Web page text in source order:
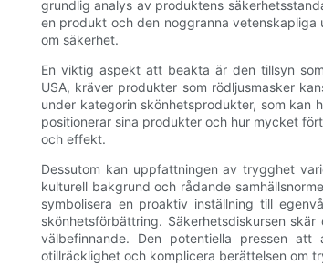
grundlig analys av produktens
en produkt och den noggranna
om säkerhet.
En viktig aspekt att beakta är den tillsyn
USA, kräver produkter som rödljusmasker
under kategorin skönhetsprodukter, som kan
positionerar sina produkter och hur mycket
och effekt.
Dessutom kan uppfattningen av trygghet
kulturell bakgrund och rådande
symbolisera en proaktiv inställning till
skönhetsförbättring. Säkerhetsdiskursen
välbefinnande. Den potentiella pressen
otillräcklighet och komplicera berättelsen om